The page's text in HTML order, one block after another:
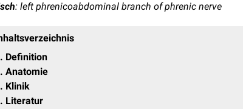
: left phrenicoabdominal branch of phrenic nerve
Definition
Anatomie
Klinik
Literatur